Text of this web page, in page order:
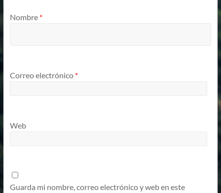
Nombre *
Correo electrónico *
Web
Guarda mi nombre, correo electrónico y web en este